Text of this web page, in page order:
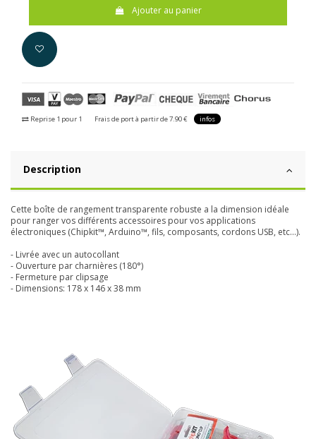
Ajouter au panier
Reprise 1 pour 1 Frais de port à partir de 7.90 € infos
Description
Cette boîte de rangement transparente robuste a la dimension idéale
pour ranger vos différents accessoires pour vos applications
électroniques (Chipkit™, Arduino™, fils, composants, cordons USB, etc...).
- Livrée avec un autocollant
- Ouverture par charnières (180°)
- Fermeture par clipsage
- Dimensions: 178 x 146 x 38 mm